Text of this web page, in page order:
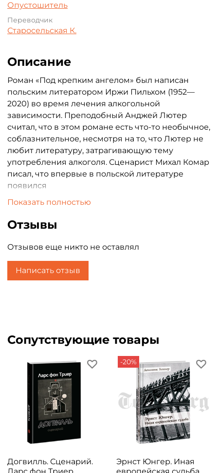
Опустошитель
Переводчик
Старосельская К.
Описание
Роман «Под крепким ангелом» был написан
польским литератором Иржи Пильхом (1952—
2020) во время лечения алкогольной
зависимости. Преподобный Анджей Лютер
считал, что в этом романе есть что-то необычное,
соблазнительное, несмотря на то, что Лютер не
любит литературу, затрагивающую тему
употребления алкоголя. Сценарист Михал Комар
писал, что впервые в польской литературе
появился
роман с автобиографическими мотивами, герой
Агнешки Нэнцки, «Под крепким ангелом» — это
пристрастившегося к письму, женщинам и
алкоголю. Написав полтора десятка книг, Иржи
Пильх умер от болезни Паркинсона в возрасте
Показать полностью
Отзывы
Отзывов еще никто не оставлял
Написать отзыв
Сопутствующие товары
Догвилль. Сценарий.
Ларс фон Триер
-20%
Эрнст Юнгер. Иная
европейская судьба.